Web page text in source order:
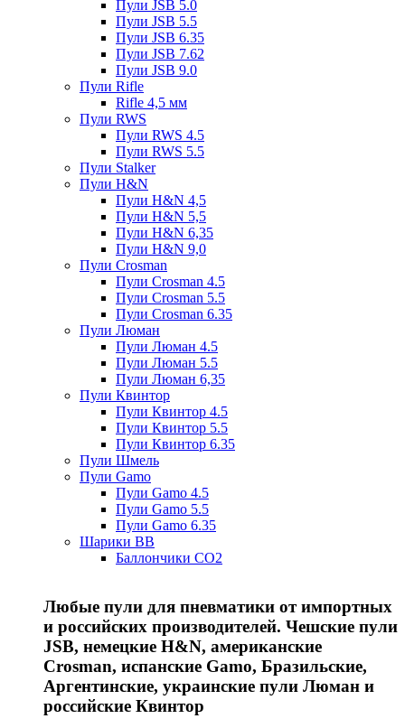
Пули JSB 5.0
Пули JSB 5.5
Пули JSB 6.35
Пули JSB 7.62
Пули JSB 9.0
Пули Rifle
Rifle 4,5 мм
Пули RWS
Пули RWS 4.5
Пули RWS 5.5
Пули Stalker
Пули H&N
Пули H&N 4,5
Пули H&N 5,5
Пули H&N 6,35
Пули H&N 9,0
Пули Crosman
Пули Crosman 4.5
Пули Crosman 5.5
Пули Crosman 6.35
Пули Люман
Пули Люман 4.5
Пули Люман 5.5
Пули Люман 6,35
Пули Квинтор
Пули Квинтор 4.5
Пули Квинтор 5.5
Пули Квинтор 6.35
Пули Шмель
Пули Gamo
Пули Gamo 4.5
Пули Gamo 5.5
Пули Gamo 6.35
Шарики BB
Баллончики CO2
Любые пули для пневматики от импортных
и российских производителей. Чешские пули
JSB, немецкие H&N, американские
Crosman, испанские Gamo, Бразильские,
Аргентинские, украинские пули Люман и
российские Квинтор